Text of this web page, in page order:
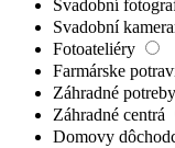
Svadobní
Svadobní
Fotoateliéry
Farmárske
Záhradné potreby
Záhradné centrá
Domovy